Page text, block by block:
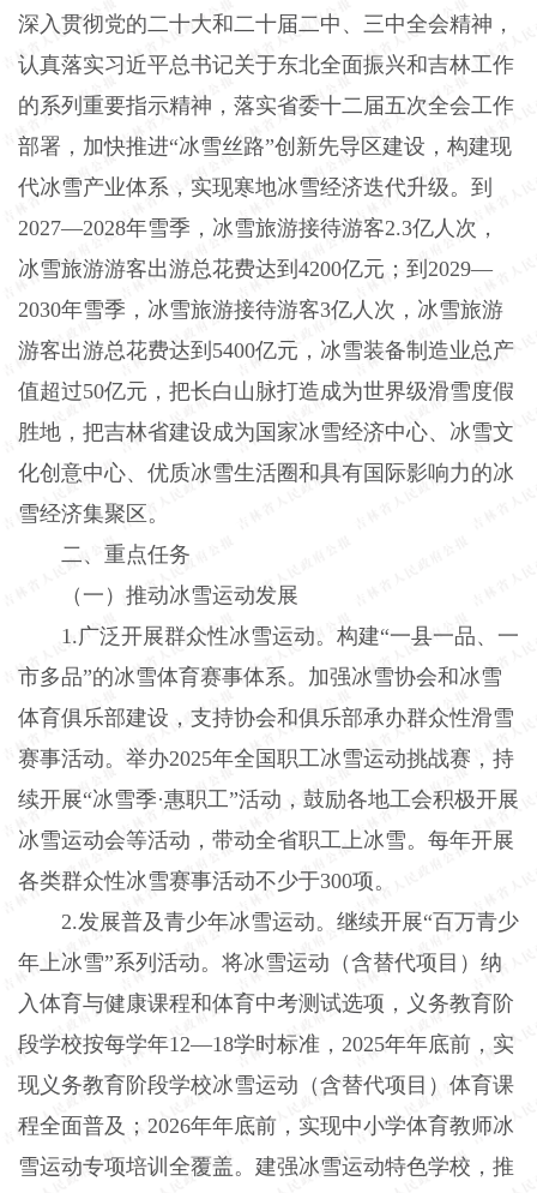
深入贯彻党的二十大和二十届二中、三中全会精神，
认真落实习近平总书记关于东北全面振兴和吉林工作
的系列重要指示精神，落实省委十二届五次全会工作
部署，加快推进“冰雪丝路”创新先导区建设，构建现
代冰雪产业体系，实现寒地冰雪经济迭代升级。到
2027—2028年雪季，冰雪旅游接待游客2.3亿人次，
冰雪旅游游客出游总花费达到4200亿元；到2029—
2030年雪季，冰雪旅游接待游客3亿人次，冰雪旅游
游客出游总花费达到5400亿元，冰雪装备制造业总产
值超过50亿元，把长白山脉打造成为世界级滑雪度假
胜地，把吉林省建设成为国家冰雪经济中心、冰雪文
化创意中心、优质冰雪生活圈和具有国际影响力的冰
雪经济集聚区。
二、重点任务
（一）推动冰雪运动发展
1.广泛开展群众性冰雪运动。构建“一县一品、一
市多品”的冰雪体育赛事体系。加强冰雪协会和冰雪
体育俱乐部建设，支持协会和俱乐部承办群众性滑雪
赛事活动。举办2025年全国职工冰雪运动挑战赛，持
续开展“冰雪季·惠职工”活动，鼓励各地工会积极开展
冰雪运动会等活动，带动全省职工上冰雪。每年开展
各类群众性冰雪赛事活动不少于300项。
2.发展普及青少年冰雪运动。继续开展“百万青少
年上冰雪”系列活动。将冰雪运动（含替代项目）纳
入体育与健康课程和体育中考测试选项，义务教育阶
段学校按每学年12—18学时标准，2025年年底前，实
现义务教育阶段学校冰雪运动（含替代项目）体育课
程全面普及；2026年年底前，实现中小学体育教师冰
雪运动专项培训全覆盖。建强冰雪运动特色学校，推